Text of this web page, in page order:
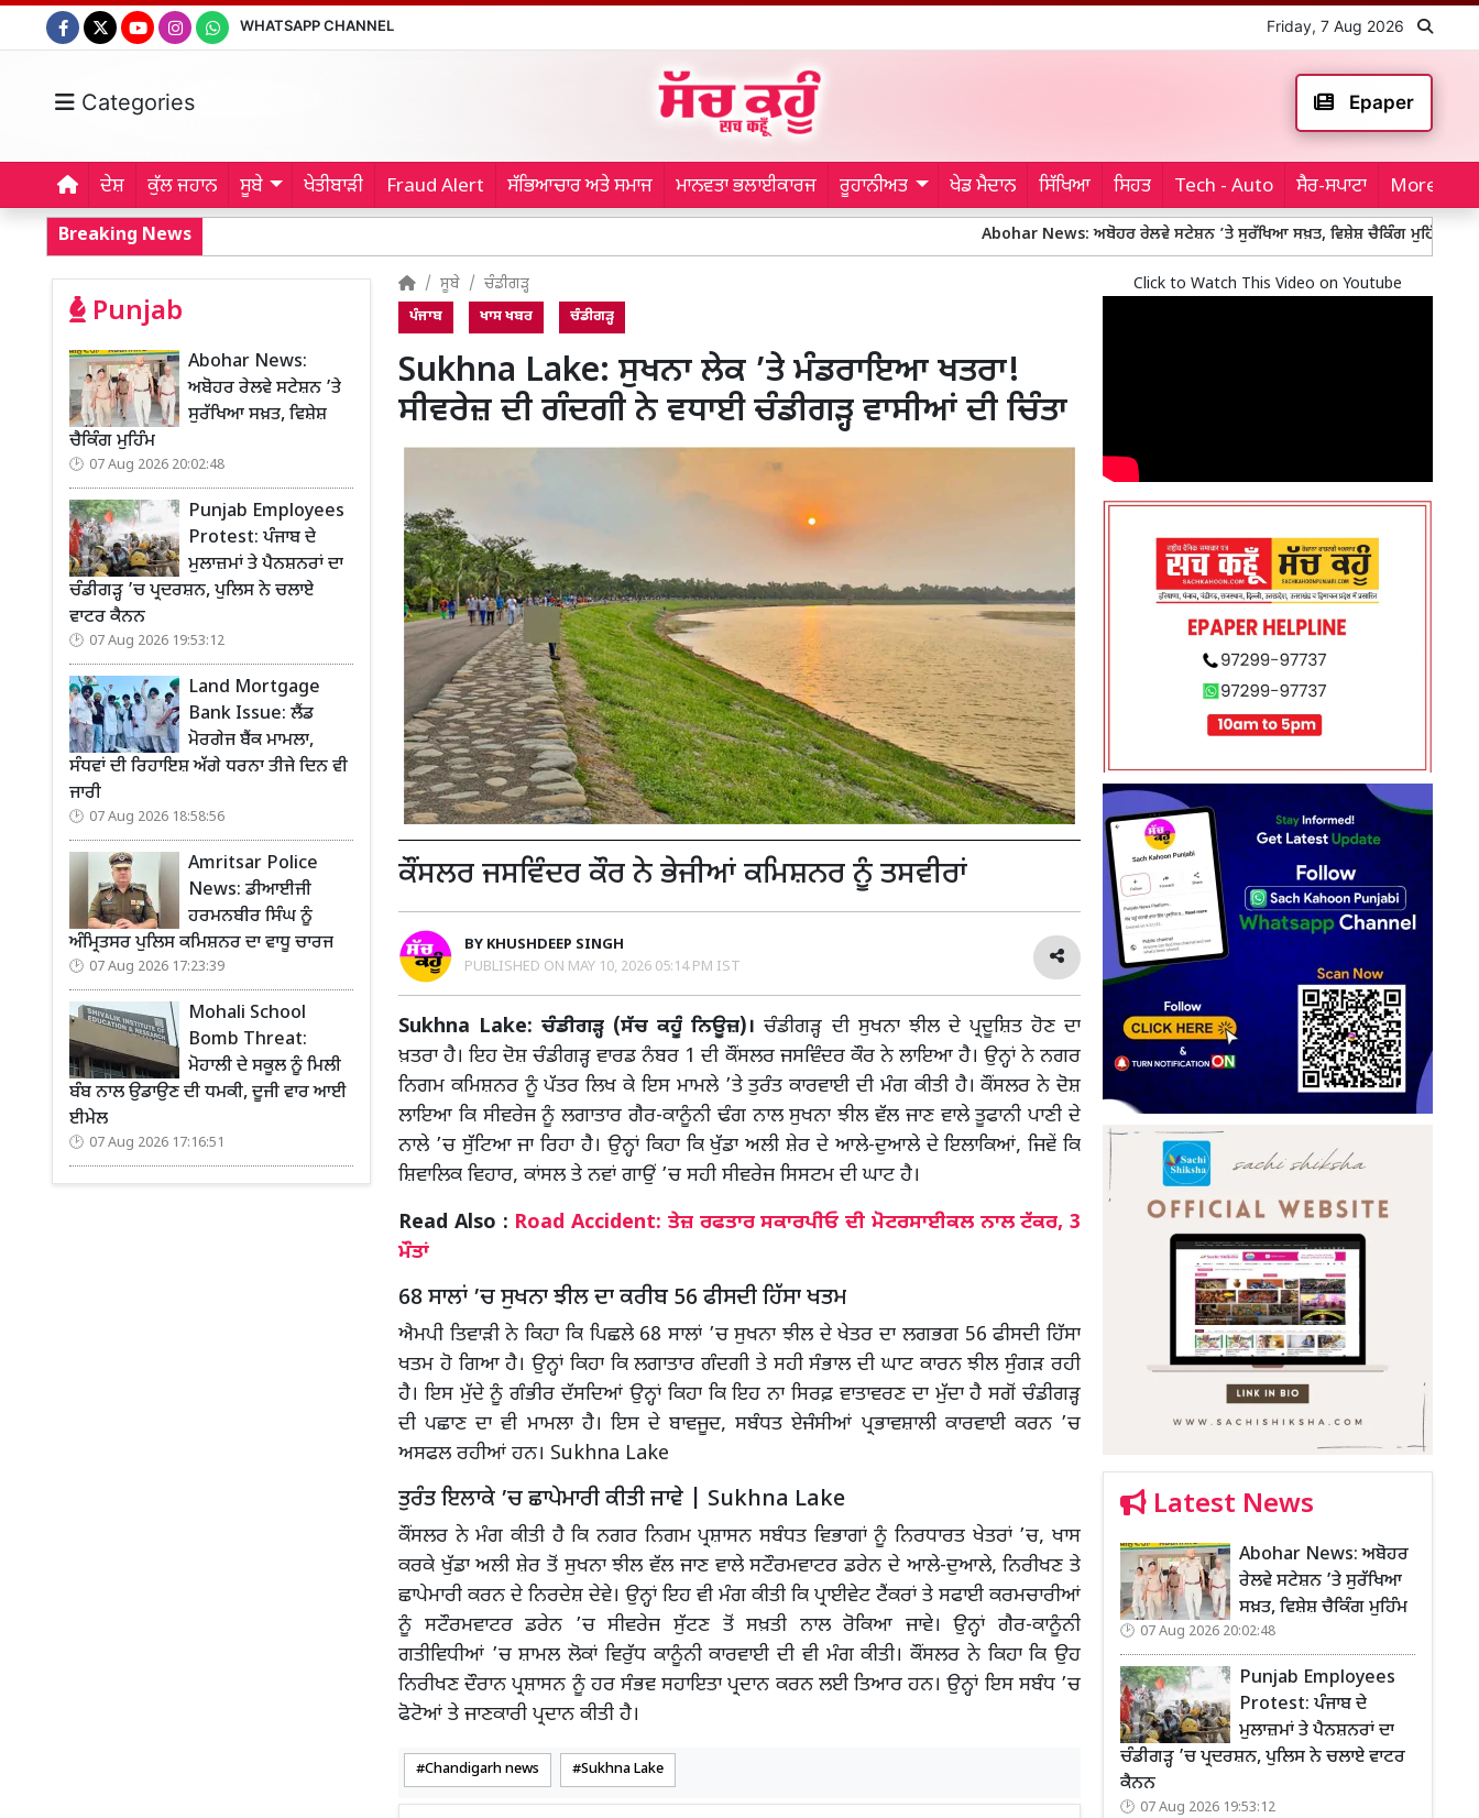
WHATSAPP CHANNEL Friday, 7 Aug 2026
Categories Epaper
ਦੇਸ਼ ਕੁੱਲ ਜਹਾਨ ਸੂਬੇ ਖੇਤੀਬਾੜੀ Fraud Alert ਸੱਭਿਆਚਾਰ ਅਤੇ ਸਮਾਜ ਮਾਨਵਤਾ ਭਲਾਈਕਾਰਜ ਰੂਹਾਨੀਅਤ ਖੇਡ ਮੈਦਾਨ ਸਿੱਖਿਆ ਸਿਹਤ Tech - Auto ਸੈਰ-ਸਪਾਟਾ More...
Breaking News Abohar News: ਅਬੋਹਰ ਰੇਲਵੇ ਸਟੇਸ਼ਨ ’ਤੇ ਸੁਰੱਖਿਆ ਸਖ਼ਤ, ਵਿਸ਼ੇਸ਼ ਚੈਕਿੰਗ ਮੁਹਿੰਮ Punjab
Punjab
Abohar News:
ਅਬੋਹਰ ਰੇਲਵੇ ਸਟੇਸ਼ਨ ’ਤੇ
ਸੁਰੱਖਿਆ ਸਖ਼ਤ, ਵਿਸ਼ੇਸ਼
ਚੈਕਿੰਗ ਮੁਹਿੰਮ
07 Aug 2026 20:02:48
Punjab Employees
Protest: ਪੰਜਾਬ ਦੇ
ਮੁਲਾਜ਼ਮਾਂ ਤੇ ਪੈਨਸ਼ਨਰਾਂ ਦਾ
ਚੰਡੀਗੜ੍ਹ ’ਚ ਪ੍ਰਦਰਸ਼ਨ, ਪੁਲਿਸ ਨੇ ਚਲਾਏ
ਵਾਟਰ ਕੈਨਨ
07 Aug 2026 19:53:12
Land Mortgage
Bank Issue: ਲੈਂਡ
ਮੋਰਗੇਜ ਬੈਂਕ ਮਾਮਲਾ,
ਸੰਧਵਾਂ ਦੀ ਰਿਹਾਇਸ਼ ਅੱਗੇ ਧਰਨਾ ਤੀਜੇ ਦਿਨ ਵੀ
ਜਾਰੀ
07 Aug 2026 18:58:56
Amritsar Police
News: ਡੀਆਈਜੀ
ਹਰਮਨਬੀਰ ਸਿੰਘ ਨੂੰ
ਅੰਮ੍ਰਿਤਸਰ ਪੁਲਿਸ ਕਮਿਸ਼ਨਰ ਦਾ ਵਾਧੂ ਚਾਰਜ
07 Aug 2026 17:23:39
Mohali School
Bomb Threat:
ਮੋਹਾਲੀ ਦੇ ਸਕੂਲ ਨੂੰ ਮਿਲੀ
ਬੰਬ ਨਾਲ ਉਡਾਉਣ ਦੀ ਧਮਕੀ, ਦੂਜੀ ਵਾਰ ਆਈ
ਈਮੇਲ
07 Aug 2026 17:16:51
ਸੂਬੇ ਚੰਡੀਗੜ੍ਹ
ਪੰਜਾਬ ਖਾਸ ਖਬਰ ਚੰਡੀਗੜ੍ਹ
Sukhna Lake: ਸੁਖਨਾ ਲੇਕ ’ਤੇ ਮੰਡਰਾਇਆ ਖਤਰਾ!
ਸੀਵਰੇਜ਼ ਦੀ ਗੰਦਗੀ ਨੇ ਵਧਾਈ ਚੰਡੀਗੜ੍ਹ ਵਾਸੀਆਂ ਦੀ ਚਿੰਤਾ
ਕੌਂਸਲਰ ਜਸਵਿੰਦਰ ਕੌਰ ਨੇ ਭੇਜੀਆਂ ਕਮਿਸ਼ਨਰ ਨੂੰ ਤਸਵੀਰਾਂ
BY KHUSHDEEP SINGH
PUBLISHED ON MAY 10, 2026 05:14 PM IST
Sukhna Lake: ਚੰਡੀਗੜ੍ਹ (ਸੱਚ ਕਹੂੰ ਨਿਊਜ਼)।ਚੰਡੀਗੜ੍ਹ ਦੀ ਸੁਖਨਾ ਝੀਲ ਦੇ ਪ੍ਰਦੂਸ਼ਿਤ ਹੋਣ ਦਾ
ਖ਼ਤਰਾ ਹੈ। ਇਹ ਦੋਸ਼ ਚੰਡੀਗੜ੍ਹ ਵਾਰਡ ਨੰਬਰ 1 ਦੀ ਕੌਂਸਲਰ ਜਸਵਿੰਦਰ ਕੌਰ ਨੇ ਲਾਇਆ ਹੈ। ਉਨ੍ਹਾਂ ਨੇ ਨਗਰ
ਨਿਗਮ ਕਮਿਸ਼ਨਰ ਨੂੰ ਪੱਤਰ ਲਿਖ ਕੇ ਇਸ ਮਾਮਲੇ ’ਤੇ ਤੁਰੰਤ ਕਾਰਵਾਈ ਦੀ ਮੰਗ ਕੀਤੀ ਹੈ। ਕੌਂਸਲਰ ਨੇ ਦੋਸ਼
ਲਾਇਆ ਕਿ ਸੀਵਰੇਜ ਨੂੰ ਲਗਾਤਾਰ ਗੈਰ-ਕਾਨੂੰਨੀ ਢੰਗ ਨਾਲ ਸੁਖਨਾ ਝੀਲ ਵੱਲ ਜਾਣ ਵਾਲੇ ਤੂਫਾਨੀ ਪਾਣੀ ਦੇ
ਨਾਲੇ ’ਚ ਸੁੱਟਿਆ ਜਾ ਰਿਹਾ ਹੈ। ਉਨ੍ਹਾਂ ਕਿਹਾ ਕਿ ਖੁੱਡਾ ਅਲੀ ਸ਼ੇਰ ਦੇ ਆਲੇ-ਦੁਆਲੇ ਦੇ ਇਲਾਕਿਆਂ, ਜਿਵੇਂ ਕਿ
ਸ਼ਿਵਾਲਿਕ ਵਿਹਾਰ, ਕਾਂਸਲ ਤੇ ਨਵਾਂ ਗਾਉਂ ’ਚ ਸਹੀ ਸੀਵਰੇਜ ਸਿਸਟਮ ਦੀ ਘਾਟ ਹੈ।
Read Also : Road Accident: ਤੇਜ਼ ਰਫਤਾਰ ਸਕਾਰਪੀਓ ਦੀ ਮੋਟਰਸਾਈਕਲ ਨਾਲ ਟੱਕਰ, 3
ਮੌਤਾਂ
68 ਸਾਲਾਂ ’ਚ ਸੁਖਨਾ ਝੀਲ ਦਾ ਕਰੀਬ 56 ਫੀਸਦੀ ਹਿੱਸਾ ਖਤਮ
ਐਮਪੀ ਤਿਵਾੜੀ ਨੇ ਕਿਹਾ ਕਿ ਪਿਛਲੇ 68 ਸਾਲਾਂ ’ਚ ਸੁਖਨਾ ਝੀਲ ਦੇ ਖੇਤਰ ਦਾ ਲਗਭਗ 56 ਫੀਸਦੀ ਹਿੱਸਾ
ਖਤਮ ਹੋ ਗਿਆ ਹੈ। ਉਨ੍ਹਾਂ ਕਿਹਾ ਕਿ ਲਗਾਤਾਰ ਗੰਦਗੀ ਤੇ ਸਹੀ ਸੰਭਾਲ ਦੀ ਘਾਟ ਕਾਰਨ ਝੀਲ ਸੁੰਗੜ ਰਹੀ
ਹੈ। ਇਸ ਮੁੱਦੇ ਨੂੰ ਗੰਭੀਰ ਦੱਸਦਿਆਂ ਉਨ੍ਹਾਂ ਕਿਹਾ ਕਿ ਇਹ ਨਾ ਸਿਰਫ਼ ਵਾਤਾਵਰਣ ਦਾ ਮੁੱਦਾ ਹੈ ਸਗੋਂ ਚੰਡੀਗੜ੍ਹ
ਦੀ ਪਛਾਣ ਦਾ ਵੀ ਮਾਮਲਾ ਹੈ। ਇਸ ਦੇ ਬਾਵਜੂਦ, ਸਬੰਧਤ ਏਜੰਸੀਆਂ ਪ੍ਰਭਾਵਸ਼ਾਲੀ ਕਾਰਵਾਈ ਕਰਨ ’ਚ
ਅਸਫਲ ਰਹੀਆਂ ਹਨ। Sukhna Lake
ਤੁਰੰਤ ਇਲਾਕੇ ’ਚ ਛਾਪੇਮਾਰੀ ਕੀਤੀ ਜਾਵੇ | Sukhna Lake
ਕੌਂਸਲਰ ਨੇ ਮੰਗ ਕੀਤੀ ਹੈ ਕਿ ਨਗਰ ਨਿਗਮ ਪ੍ਰਸ਼ਾਸਨ ਸਬੰਧਤ ਵਿਭਾਗਾਂ ਨੂੰ ਨਿਰਧਾਰਤ ਖੇਤਰਾਂ ’ਚ, ਖਾਸ
ਕਰਕੇ ਖੁੱਡਾ ਅਲੀ ਸ਼ੇਰ ਤੋਂ ਸੁਖਨਾ ਝੀਲ ਵੱਲ ਜਾਣ ਵਾਲੇ ਸਟੌਰਮਵਾਟਰ ਡਰੇਨ ਦੇ ਆਲੇ-ਦੁਆਲੇ, ਨਿਰੀਖਣ ਤੇ
ਛਾਪੇਮਾਰੀ ਕਰਨ ਦੇ ਨਿਰਦੇਸ਼ ਦੇਵੇ। ਉਨ੍ਹਾਂ ਇਹ ਵੀ ਮੰਗ ਕੀਤੀ ਕਿ ਪ੍ਰਾਈਵੇਟ ਟੈਂਕਰਾਂ ਤੇ ਸਫਾਈ ਕਰਮਚਾਰੀਆਂ
ਨੂੰ ਸਟੌਰਮਵਾਟਰ ਡਰੇਨ ’ਚ ਸੀਵਰੇਜ ਸੁੱਟਣ ਤੋਂ ਸਖ਼ਤੀ ਨਾਲ ਰੋਕਿਆ ਜਾਵੇ। ਉਨ੍ਹਾਂ ਗੈਰ-ਕਾਨੂੰਨੀ
ਗਤੀਵਿਧੀਆਂ ’ਚ ਸ਼ਾਮਲ ਲੋਕਾਂ ਵਿਰੁੱਧ ਕਾਨੂੰਨੀ ਕਾਰਵਾਈ ਦੀ ਵੀ ਮੰਗ ਕੀਤੀ। ਕੌਂਸਲਰ ਨੇ ਕਿਹਾ ਕਿ ਉਹ
ਨਿਰੀਖਣ ਦੌਰਾਨ ਪ੍ਰਸ਼ਾਸਨ ਨੂੰ ਹਰ ਸੰਭਵ ਸਹਾਇਤਾ ਪ੍ਰਦਾਨ ਕਰਨ ਲਈ ਤਿਆਰ ਹਨ। ਉਨ੍ਹਾਂ ਇਸ ਸਬੰਧ ’ਚ
ਫੋਟੋਆਂ ਤੇ ਜਾਣਕਾਰੀ ਪ੍ਰਦਾਨ ਕੀਤੀ ਹੈ।
Chandigarh news Sukhna Lake
Click to Watch This Video on Youtube
Latest News
Abohar News: ਅਬੋਹਰ
ਰੇਲਵੇ ਸਟੇਸ਼ਨ ’ਤੇ ਸੁਰੱਖਿਆ
ਸਖ਼ਤ, ਵਿਸ਼ੇਸ਼ ਚੈਕਿੰਗ ਮੁਹਿੰਮ
07 Aug 2026 20:02:48
Punjab Employees
Protest: ਪੰਜਾਬ ਦੇ
ਮੁਲਾਜ਼ਮਾਂ ਤੇ ਪੈਨਸ਼ਨਰਾਂ ਦਾ
ਚੰਡੀਗੜ੍ਹ ’ਚ ਪ੍ਰਦਰਸ਼ਨ, ਪੁਲਿਸ ਨੇ ਚਲਾਏ ਵਾਟਰ
ਕੈਨਨ
07 Aug 2026 19:53:12